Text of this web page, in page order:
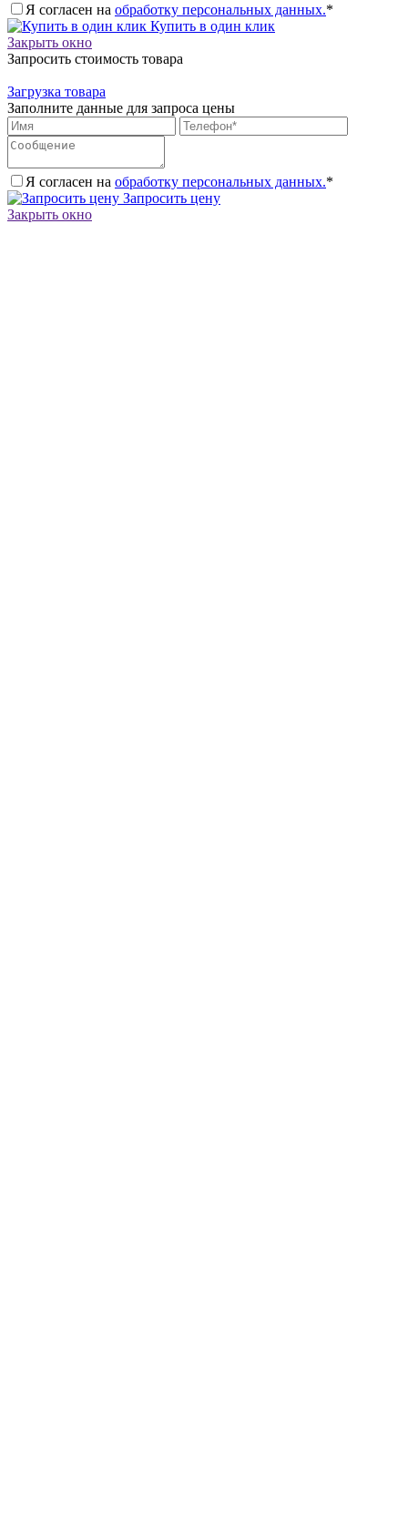
Я согласен на обработку персональных данных.*
Купить в один клик
Закрыть окно
Запросить стоимость товара
Загрузка товара
Заполните данные для запроса цены
Я согласен на обработку персональных данных.*
Запросить цену
Закрыть окно